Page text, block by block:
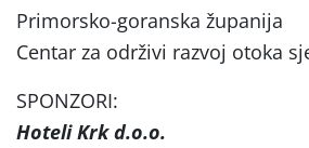
Primorsko-goranska županija
Centar za održivi razvoj otoka
SPONZORI:
Hoteli Krk d.o.o.